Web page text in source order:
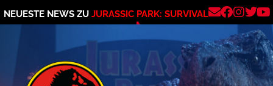
NEUESTE NEWS ZU JURASSIC PARK: SURVIVAL